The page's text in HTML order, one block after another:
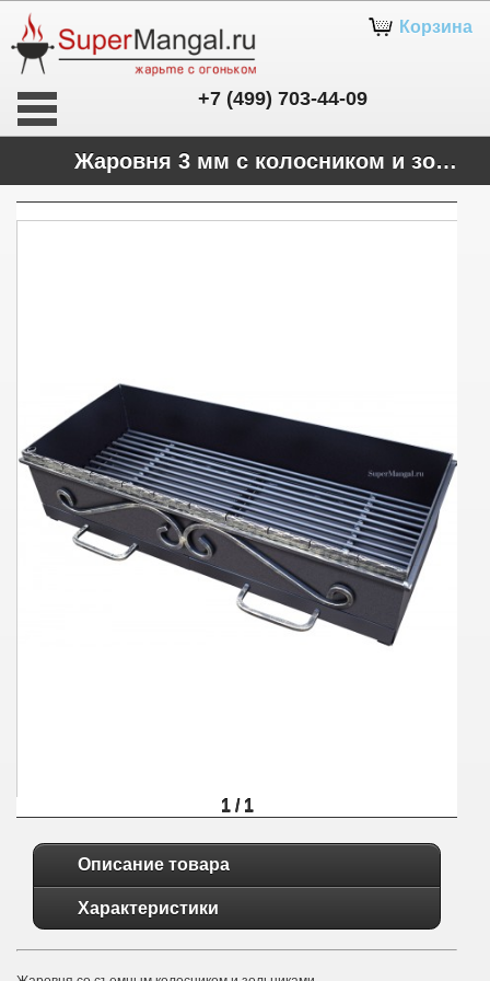
Корзина
+7 (499) 703-44-09
Жаровня 3 мм с колосником и зольниками, 850 х 350
1 / 1
Описание товара
Характеристики